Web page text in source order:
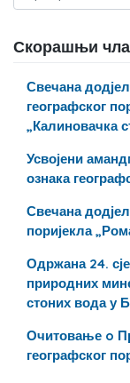
Скорашњи
Свечана
географског
„Калиновачка
Усвојени
ознака
Свечана
поријекла
Одржана 24.
природних
стоних вода у
Очитовање o
географског